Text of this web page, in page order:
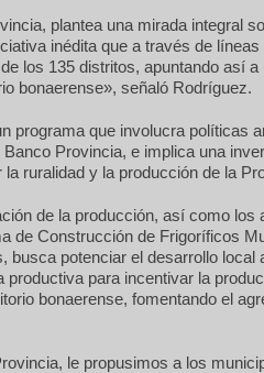
plantea una mirada integral
inédita que a través de líneas
los 135 distritos, apuntando así a
bonaerense», señaló Rodríguez.
programa que involucra políticas
Provincia, e implica una
ruralidad y la producción de la
de la producción, así como los
de Construcción de Frigoríficos
busca potenciar el desarrollo local
para incentivar la
bonaerense, fomentando el
le propusimos a los